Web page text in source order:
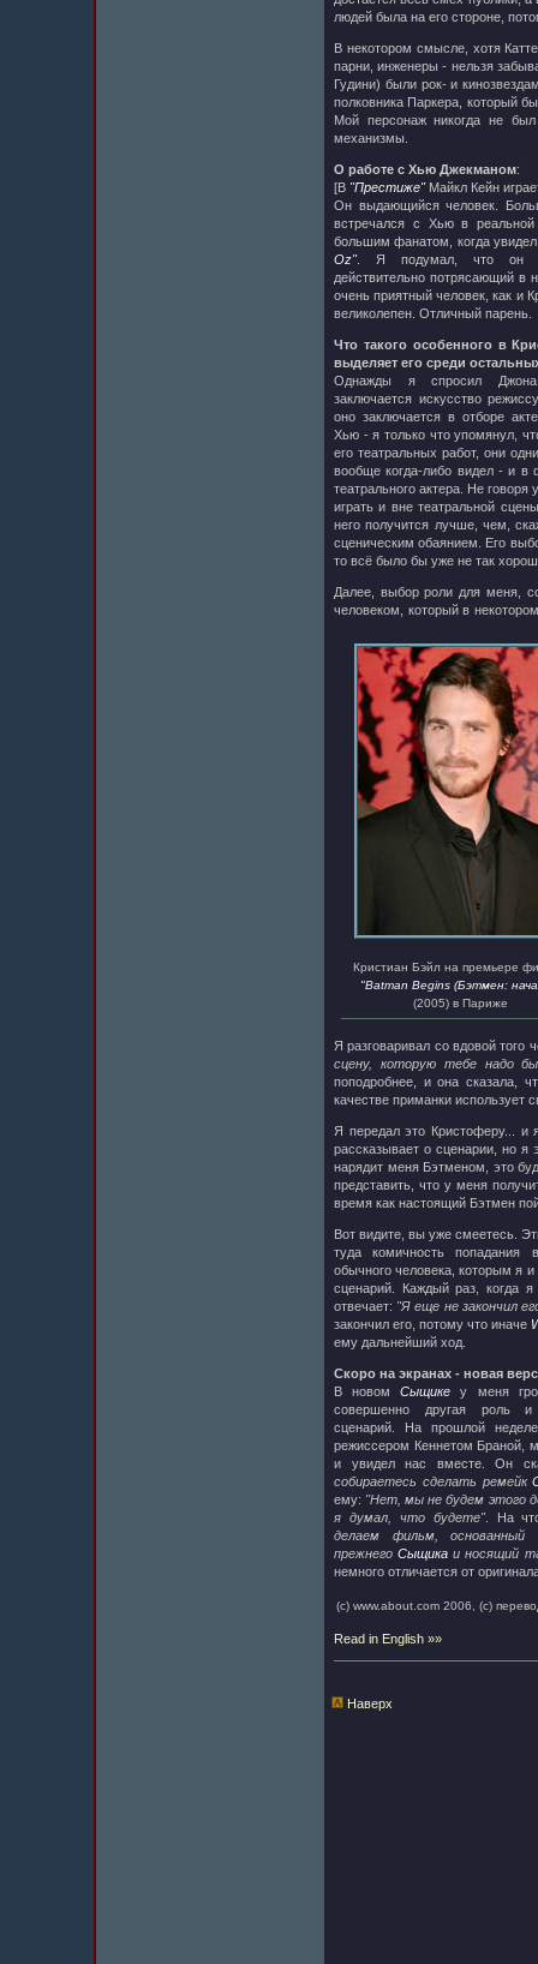
людей была на его стороне,
В некотором смысле, хотя
парни, инженеры - нельзя
Гудини) были рок- и
полковника Паркера, который
Мой персонаж никогда не
механизмы.
О работе с Хью Джекманом:
[В "Престиже"Майкл Кейн
Он выдающийся человек.
встречался с Хью в
большим фанатом, когда
Oz". Я подумал, что он
действительно потрясающий
очень приятный человек, как и
великолепен. Отличный парень.
Что такого особенного в
выделяет его среди
Однажды я спросил
заключается искусство
оно заключается в отборе
Хью - я только что упомянул,
его театральных работ, они
вообще когда-либо видел - и
театрального актера. Не
играть и вне театральной
него получится лучше, чем,
сценическим обаянием. Его
то всё было бы уже не так
Далее, выбор роли для меня,
человеком, который в
Кристиан Бэйл на премьере
"Batman Begins (Бэтмен:
(2005) в Париже
Я разговаривал со вдовой того
сцену, которую тебе надо
поподробнее, и она сказала,
качестве приманки использует
Я передал это Кристоферу... и
рассказывает о сценарии, но я
нарядит меня Бэтменом, это
представить, что у меня
время как настоящий Бэтмен
Вот видите, вы уже смеетесь.
туда комичность попадания
обычного человека, которым я
сценарий. Каждый раз, когда
отвечает: "Я еще не закончил
закончил его, потому что иначе
ему дальнейший ход.
Скоро на экранах - новая
В новомСыщике у меня
совершенно другая роль и
сценарий. На прошлой
режиссером Кеннетом Браной,
и увидел нас вместе. Он
собираетесь сделать ремейк
ему: "Нет, мы не будем этого
я думал, что будете". На
делаем фильм,
прежнегоСыщика и носящий
немного отличается от
(c) www.about.com 2006, (c)
Read in English »»
Наверх